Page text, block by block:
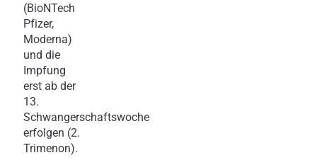
(BioNTech
Pfizer,
Moderna)
und die
Impfung
erst ab der
13.
Schwangerschaftswoche
erfolgen (2.
Trimenon).